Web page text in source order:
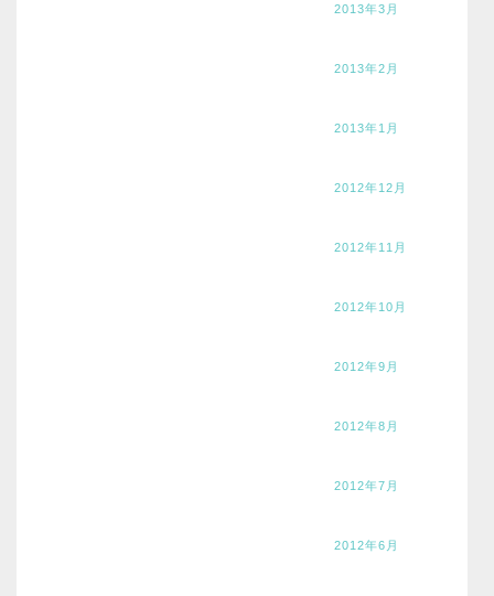
2013年3月
2013年2月
2013年1月
2012年12月
2012年11月
2012年10月
2012年9月
2012年8月
2012年7月
2012年6月